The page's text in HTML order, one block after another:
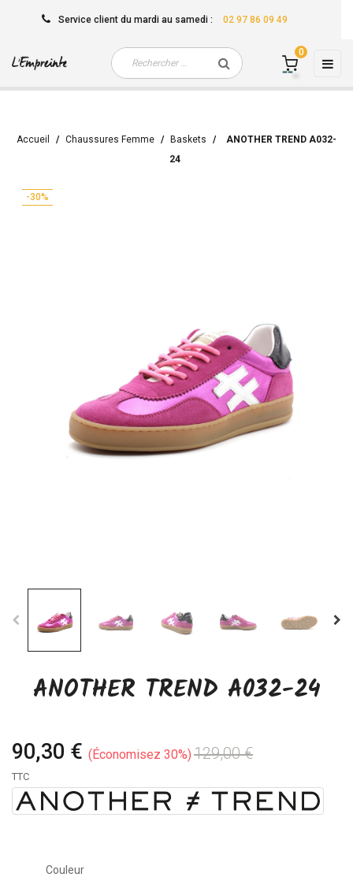
Service client du mardi au samedi : 02 97 86 09 49
☰
0
Accueil Chaussures Femme Baskets
ANOTHER TREND A032-
24
-30%
ANOTHER TREND A032-24
90,30 € Économisez 30% 129,00 €
TTC
Couleur